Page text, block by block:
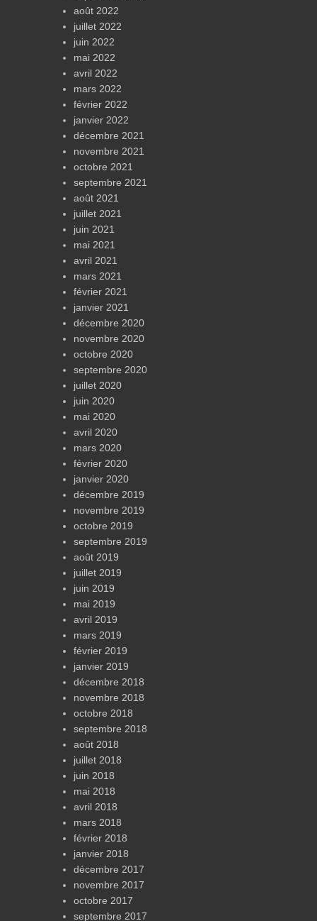
août 2022
juillet 2022
juin 2022
mai 2022
avril 2022
mars 2022
février 2022
janvier 2022
décembre 2021
novembre 2021
octobre 2021
septembre 2021
août 2021
juillet 2021
juin 2021
mai 2021
avril 2021
mars 2021
février 2021
janvier 2021
décembre 2020
novembre 2020
octobre 2020
septembre 2020
juillet 2020
juin 2020
mai 2020
avril 2020
mars 2020
février 2020
janvier 2020
décembre 2019
novembre 2019
octobre 2019
septembre 2019
août 2019
juillet 2019
juin 2019
mai 2019
avril 2019
mars 2019
février 2019
janvier 2019
décembre 2018
novembre 2018
octobre 2018
septembre 2018
août 2018
juillet 2018
juin 2018
mai 2018
avril 2018
mars 2018
février 2018
janvier 2018
décembre 2017
novembre 2017
octobre 2017
septembre 2017